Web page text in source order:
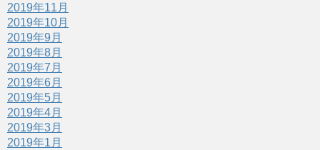
2019年11月
2019年10月
2019年9月
2019年8月
2019年7月
2019年6月
2019年5月
2019年4月
2019年3月
2019年1月